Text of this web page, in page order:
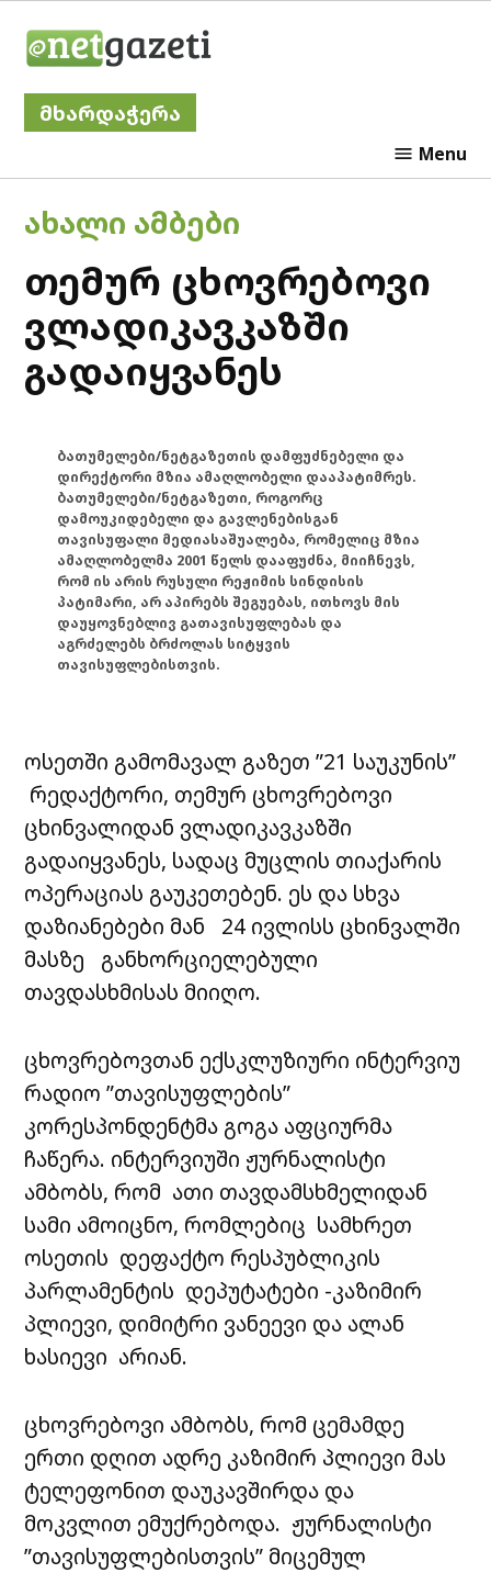
მხარდაჭერა
Menu
POSTED
ᲐᲮᲐᲚᲘ ᲐᲛᲑᲔᲑᲘ
თემურ ცხოვრებოვი
ვლადიკავკაზში
გადაიყვანეს
ბათუმელები/ნეტგაზეთის დამფუძნებელი და
დირექტორი მზია ამაღლობელი დააპატიმრეს.
ბათუმელები/ნეტგაზეთი, როგორც
დამოუკიდებელი და გავლენებისგან
თავისუფალი მედიასაშუალება, რომელიც მზია
ამაღლობელმა 2001 წელს დააფუძნა, მიიჩნევს,
რომ ის არის რუსული რეჟიმის სინდისის
პატიმარი, არ აპირებს შეგუებას, ითხოვს მის
დაუყოვნებლივ გათავისუფლებას და
აგრძელებს ბრძოლას სიტყვის
თავისუფლებისთვის.
ოსეთში გამომავალ გაზეთ ”21 საუკუნის”
რედაქტორი, თემურ ცხოვრებოვი
ცხინვალიდან ვლადიკავკაზში
გადაიყვანეს, სადაც მუცლის თიაქარის
ოპერაციას გაუკეთებენ. ეს და სხვა
დაზიანებები მან 24 ივლისს ცხინვალში
მასზე განხორციელებული
თავდასხმისას მიიღო.
ცხოვრებოვთან ექსკლუზიური ინტერვიუ
რადიო ”თავისუფლების”
კორესპონდენტმა გოგა აფციურმა
ჩაწერა. ინტერვიუში ჟურნალისტი
ამბობს, რომ ათი თავდამსხმელიდან
სამი ამოიცნო, რომლებიც სამხრეთ
ოსეთის დეფაქტო რესპუბლიკის
პარლამენტის დეპუტატები -კაზიმირ
პლიევი, დიმიტრი ვანეევი და ალან
ხასიევი არიან.
ცხოვრებოვი ამბობს, რომ ცემამდე
ერთი დღით ადრე კაზიმირ პლიევი მას
ტელეფონით დაუკავშირდა და
მოკვლით ემუქრებოდა. ჟურნალისტი
”თავისუფლებისთვის” მიცემულ